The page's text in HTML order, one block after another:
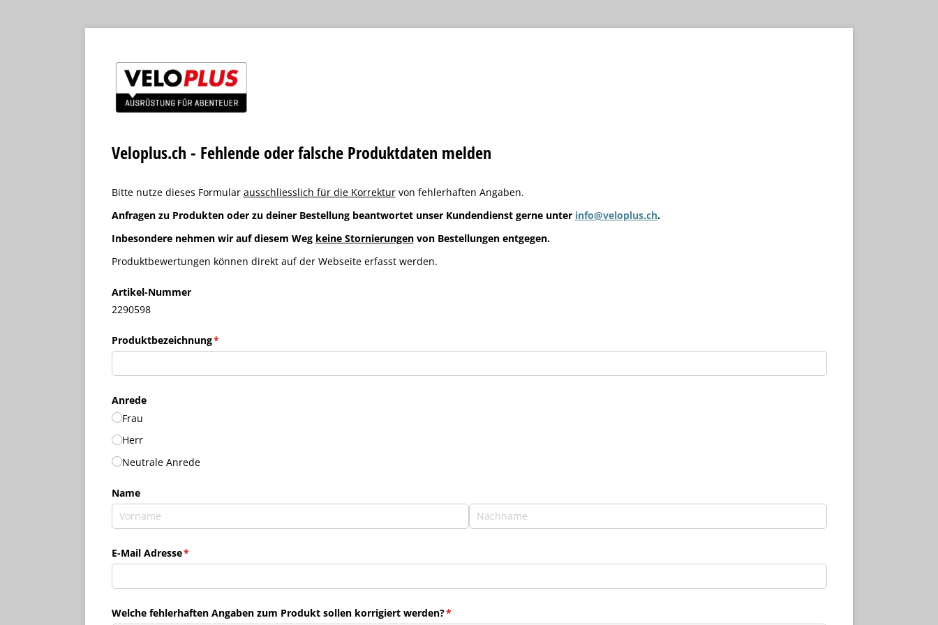
Veloplus.ch - Fehlende oder falsche Produktdaten melden
Bitte nutze dieses Formular ausschliesslich für die Korrekturvon fehlerhaften Angaben.
Anfragen zu Produkten oder zu deiner Bestellung beantwortet unser Kundendienst gerne unter info@veloplus.ch.
Inbesondere nehmen wir auf diesem Weg keine Stornierungenvon Bestellungen entgegen.
Produktbewertungen können direkt auf der Webseite erfasst werden.
Artikel-Nummer
2290598
Produktbezeichnung*
(erforderlich)
Anrede
Frau
Herr
Neutrale Anrede
Name
E-Mail Adresse*
(erforderlich)
Welche fehlerhaften Angaben zum Produkt sollen korrigiert werden?*
(erforderlich)